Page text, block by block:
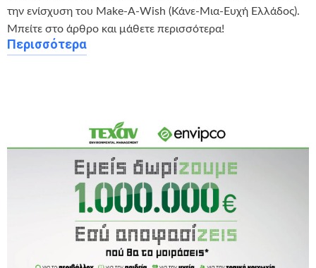
την ενίσχυση του Make-A-Wish (Κάνε-Μια-Ευχή Ελλάδος).
Μπείτε στο άρθρο και μάθετε περισσότερα!
Περισσότερα